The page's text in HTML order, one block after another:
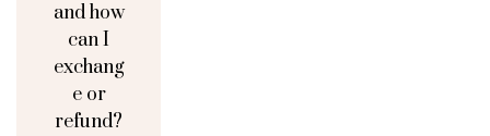
and how
can I
exchang
e or
refund?